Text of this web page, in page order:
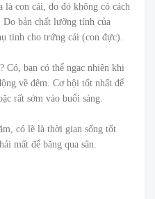
con cái, do đó không có cách
bản chất lưỡng tính của
tinh cho trứng cái (con đực).
Có, bạn có thể ngạc nhiên khi
về đêm. Cơ hội tốt nhất để
rất sớm vào buổi sáng.
có lẽ là thời gian sống tốt
mất để băng qua sân.